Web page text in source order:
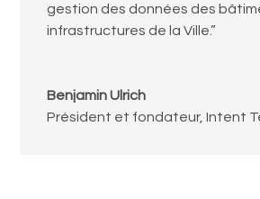
gestion des données des
infrastructures de la Ville.”
Benjamin Ulrich
Président et fondateur, Intent